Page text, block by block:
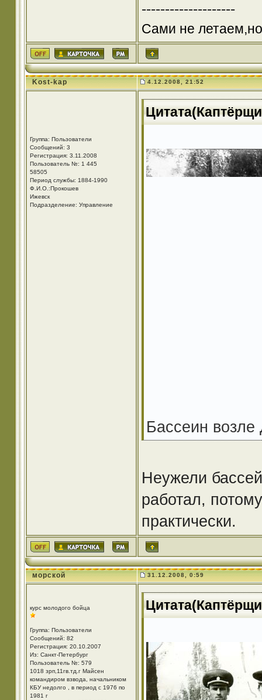
--------------------
Сами не
Kost-kap 4.12.2008, 21:52
Группа: Пользователи
Сообщений: 3
Регистрация: 3.11.2008
Пользователь №: 1 445
58505
Период службы: 1884-1990
Ф.И.О.:Прокошев
Ижевск
Подразделение: Управление
Бассеин
Неужели
работал,
практически.
морской 31.12.2008, 0:59
курс молодого бойца
Группа: Пользователи
Сообщений: 82
Регистрация: 20.10.2007
Из: Санкт-Петербург
Пользователь №: 579
1018 зрп,11гв.тд.г Майсен
командиром взвода, начальником
КБУ недолго , в период с 1976 по
1981 г